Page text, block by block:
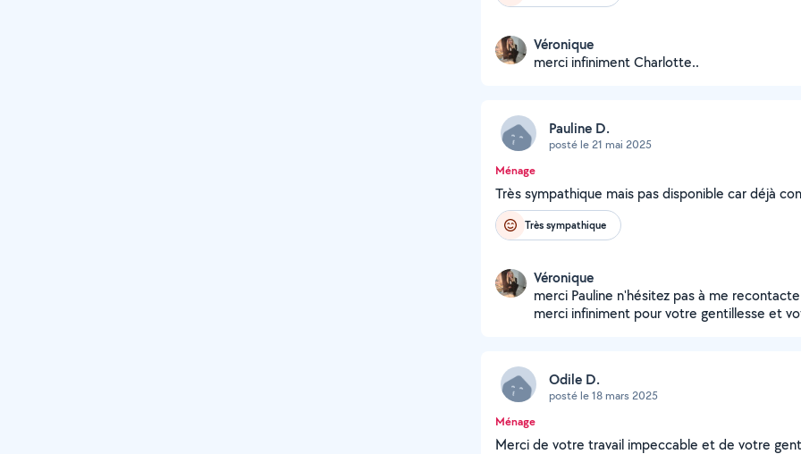
Véronique
merci infiniment Charlotte..
Pauline D.
posté le 21 mai 2025
Ménage
Très sympathique mais pas disponible car déjà
Très sympathique
Véronique
merci Pauline n'hésitez pas à me
merci infiniment pour votre gentillesse et
Odile D.
posté le 18 mars 2025
Ménage
Merci de votre travail impeccable et de votre